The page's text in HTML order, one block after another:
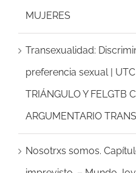
MUJERES
Transexualidad:
preferencia sexual |
TRIÁNGULO Y FELGTB
ARGUMENTARIO
Nosotrxs somos.